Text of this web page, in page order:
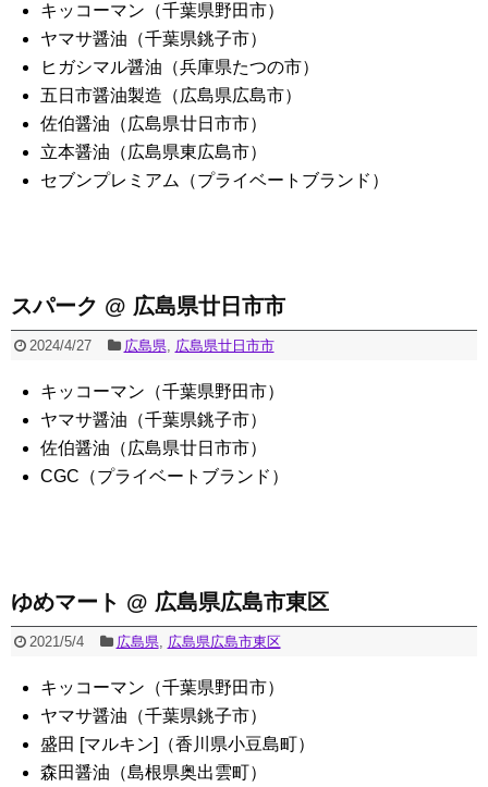
キッコーマン（千葉県野田市）
ヤマサ醤油（千葉県銚子市）
ヒガシマル醤油（兵庫県たつの市）
五日市醤油製造（広島県広島市）
佐伯醤油（広島県廿日市市）
立本醤油（広島県東広島市）
セブンプレミアム（プライベートブランド）
スパーク @ 広島県廿日市市
2024/4/27 広島県, 広島県廿日市市
キッコーマン（千葉県野田市）
ヤマサ醤油（千葉県銚子市）
佐伯醤油（広島県廿日市市）
CGC（プライベートブランド）
ゆめマート @ 広島県広島市東区
2021/5/4 広島県, 広島県広島市東区
キッコーマン（千葉県野田市）
ヤマサ醤油（千葉県銚子市）
盛田 [マルキン]（香川県小豆島町）
森田醤油（島根県奥出雲町）